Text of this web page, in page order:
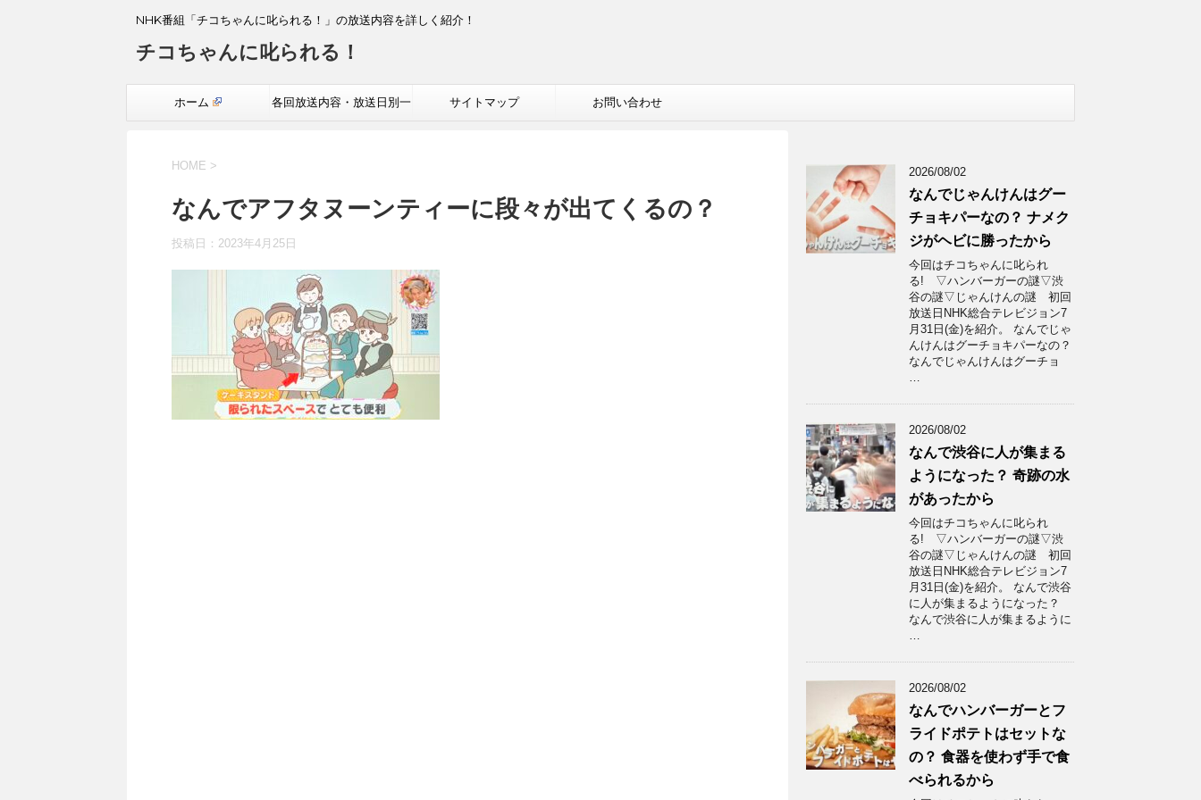
NHK番組「チコちゃんに叱られる！」の放送内容を詳しく紹介！
チコちゃんに叱られる！
ホーム 各回放送内容・放送日別一 サイトマップ お問い合わせ
HOME >
なんでアフタヌーンティーに段々が出てくるの？
投稿日： 2023年4月25日
2026/08/02
なんでじゃんけんはグー
チョキパーなの？ ナメク
ジがヘビに勝ったから
今回はチコちゃんに叱られ
る! ▽ハンバーガーの謎▽渋
谷の謎▽じゃんけんの謎 初回
放送日NHK総合テレビジョン7
月31日(金)を紹介。 なんでじゃ
んけんはグーチョキパーなの？
なんでじゃんけんはグーチョ
…
2026/08/02
なんで渋谷に人が集まる
ようになった？ 奇跡の水
があったから
今回はチコちゃんに叱られ
る! ▽ハンバーガーの謎▽渋
谷の謎▽じゃんけんの謎 初回
放送日NHK総合テレビジョン7
月31日(金)を紹介。 なんで渋谷
に人が集まるようになった？
なんで渋谷に人が集まるように
…
2026/08/02
なんでハンバーガーとフ
ライドポテトはセットな
の？ 食器を使わず手で食
べられるから